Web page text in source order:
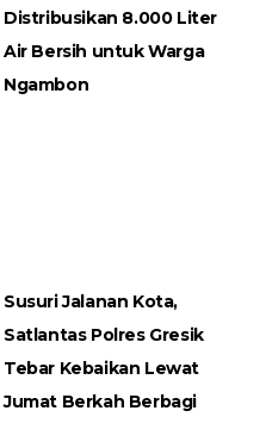
Distribusikan 8.000 Liter
Air Bersih untuk Warga
Ngambon
Susuri Jalanan Kota,
Satlantas Polres Gresik
Tebar Kebaikan Lewat
Jumat Berkah Berbagi